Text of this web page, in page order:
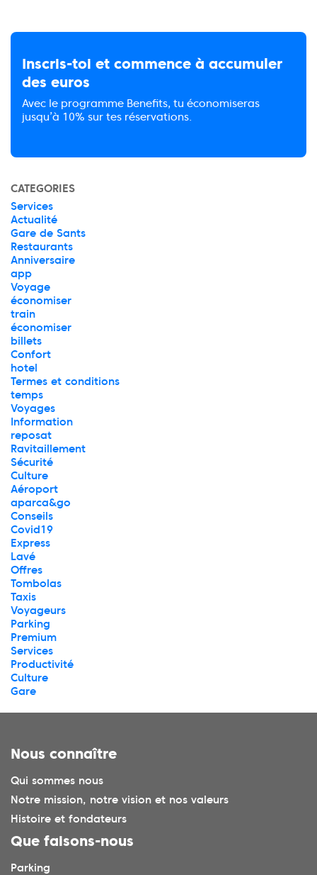
Inscris-toi et commence à accumuler
des euros
Avec le programme Benefits, tu économiseras
jusqu’à 10% sur tes réservations.
CATEGORIES
Services
Actualité
Gare de Sants
Restaurants
Anniversaire
app
Voyage
économiser
train
économiser
billets
Confort
hotel
Termes et conditions
temps
Voyages
Information
reposat
Ravitaillement
Sécurité
Culture
Aéroport
aparca&go
Conseils
Covid19
Express
Lavé
Offres
Tombolas
Taxis
Voyageurs
Parking
Premium
Services
Productivité
Culture
Gare
Nous connaître
Qui sommes nous
Notre mission, notre vision et nos valeurs
Histoire et fondateurs
Que faisons-nous
Parking